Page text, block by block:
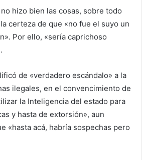
hizo bien las cosas, sobre todo
certeza de que «no fue el suyo un
Por ello, «sería caprichoso
de «verdadero escándalo» a la
ilegales, en el convencimiento de
la Inteligencia del estado para
y hasta de extorsión», aun
«hasta acá, habría sospechas pero